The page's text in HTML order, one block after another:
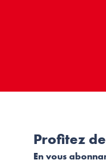
Profitez
En vous